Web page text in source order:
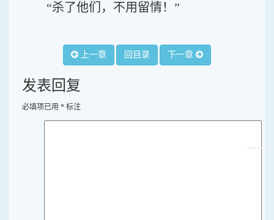
“杀了他们，不用留情！”
上一章 回目录 下一章
发表回复
必填项已用 * 标注